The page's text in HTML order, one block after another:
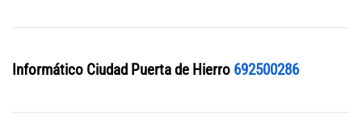
Informático Ciudad Puerta de Hierro 692500286